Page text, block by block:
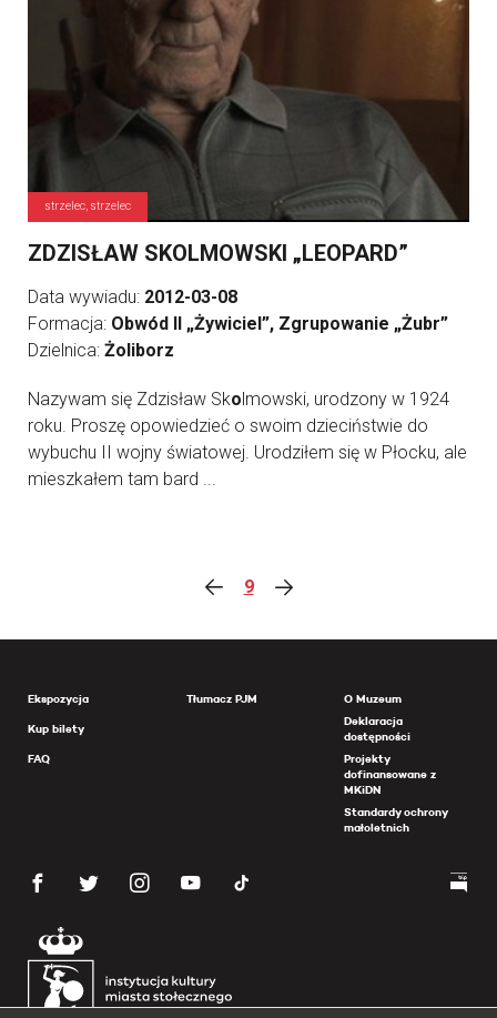
strzelec, strzelec
ZDZISŁAW SKOLMOWSKI „LEOPARD”
Data wywiadu: 2012-03-08
Formacja: Obwód II „Żywiciel”, Zgrupowanie „Żubr”
Dzielnica: Żoliborz
Nazywam się Zdzisław Skolmowski, urodzony w 1924
roku. Proszę opowiedzieć o swoim dzieciństwie do
wybuchu II wojny światowej. Urodziłem się w Płocku, ale
mieszkałem tam bard ...
9
Ekspozycja
Kup bilety
FAQ
Tłumacz PJM
O Muzeum
Deklaracja
dostępności
Projekty
dofinansowane z
MKiDN
Standardy ochrony
małoletnich